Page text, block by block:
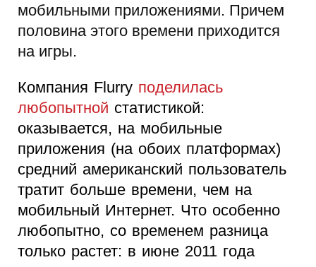
мобильными приложениями. Причем
половина этого времени приходится
на игры.
Компания Flurry поделилась
любопытной статистикой:
оказывается, на мобильные
приложения (на обоих платформах)
средний американский пользователь
тратит больше времени, чем на
мобильный Интернет. Что особенно
любопытно, со временем разница
только растет: в июне 2011 года